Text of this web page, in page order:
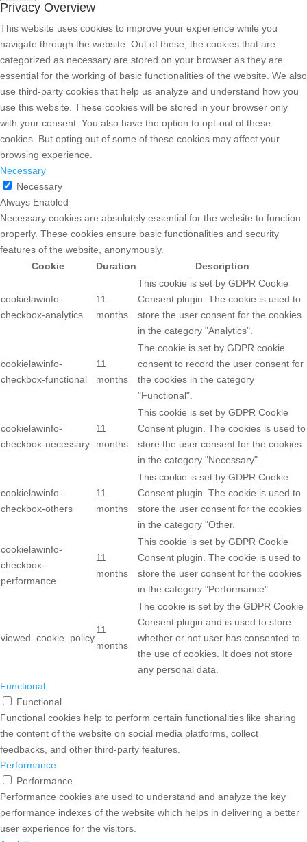
Privacy Overview
This website uses cookies to improve your experience while you
navigate through the website. Out of these, the cookies that are
categorized as necessary are stored on your browser as they are
essential for the working of basic functionalities of the website. We also
use third-party cookies that help us analyze and understand how you
use this website. These cookies will be stored in your browser only
with your consent. You also have the option to opt-out of these
cookies. But opting out of some of these cookies may affect your
browsing experience.
Necessary
Necessary
Always Enabled
Necessary cookies are absolutely essential for the website to function
properly. These cookies ensure basic functionalities and security
features of the website, anonymously.
Cookie
Duration Description
cookielawinfo-
checkbox-analytics
11
months
This cookie is set by GDPR Cookie
Consent plugin. The cookie is used to
store the user consent for the cookies
in the category "Analytics".
cookielawinfo-
checkbox-functional
11
months
The cookie is set by GDPR cookie
consent to record the user consent for
the cookies in the category
"Functional".
cookielawinfo-
checkbox-necessary
11
months
This cookie is set by GDPR Cookie
Consent plugin. The cookies is used to
store the user consent for the cookies
in the category "Necessary".
cookielawinfo-
checkbox-others
11
months
This cookie is set by GDPR Cookie
Consent plugin. The cookie is used to
store the user consent for the cookies
in the category "Other.
cookielawinfo-
checkbox-
performance
11
months
This cookie is set by GDPR Cookie
Consent plugin. The cookie is used to
store the user consent for the cookies
in the category "Performance".
viewed_cookie_policy
11
months
The cookie is set by the GDPR Cookie
Consent plugin and is used to store
whether or not user has consented to
the use of cookies. It does not store
any personal data.
Functional
Functional
Functional cookies help to perform certain functionalities like sharing
the content of the website on social media platforms, collect
feedbacks, and other third-party features.
Performance
Performance
Performance cookies are used to understand and analyze the key
performance indexes of the website which helps in delivering a better
user experience for the visitors.